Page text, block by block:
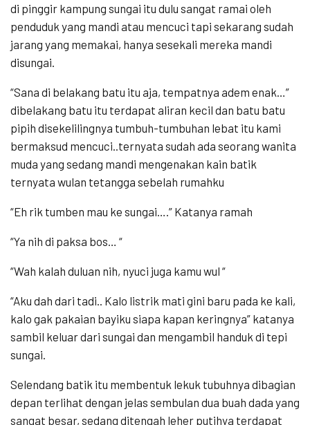
di pinggir kampung sungai itu dulu sangat ramai oleh
penduduk yang mandi atau mencuci tapi sekarang sudah
jarang yang memakai, hanya sesekali mereka mandi
disungai.
“Sana di belakang batu itu aja, tempatnya adem enak…”
dibelakang batu itu terdapat aliran kecil dan batu batu
pipih disekelilingnya tumbuh-tumbuhan lebat itu kami
bermaksud mencuci..ternyata sudah ada seorang wanita
muda yang sedang mandi mengenakan kain batik
ternyata wulan tetangga sebelah rumahku
“Eh rik tumben mau ke sungai….” Katanya ramah
“Ya nih di paksa bos… “
“Wah kalah duluan nih, nyuci juga kamu wul “
“Aku dah dari tadi.. Kalo listrik mati gini baru pada ke kali,
kalo gak pakaian bayiku siapa kapan keringnya” katanya
sambil keluar dari sungai dan mengambil handuk di tepi
sungai.
Selendang batik itu membentuk lekuk tubuhnya dibagian
depan terlihat dengan jelas sembulan dua buah dada yang
sangat besar, sedang ditengah leher putihya terdapat